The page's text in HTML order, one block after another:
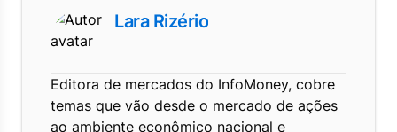
Lara Rizério
Editora de mercados do InfoMoney, cobre
temas que vão desde o mercado de ações
ao ambiente econômico nacional e